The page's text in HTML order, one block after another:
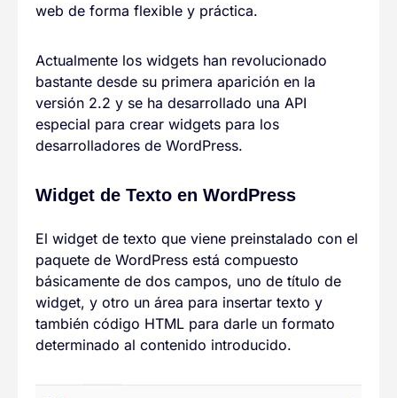
web de forma flexible y práctica.
Actualmente los widgets han revolucionado
bastante desde su primera aparición en la
versión 2.2 y se ha desarrollado una API
especial para crear widgets para los
desarrolladores de WordPress.
Widget de Texto en WordPress
El widget de texto que viene preinstalado con el
paquete de WordPress está compuesto
básicamente de dos campos, uno de título de
widget, y otro un área para insertar texto y
también código HTML para darle un formato
determinado al contenido introducido.